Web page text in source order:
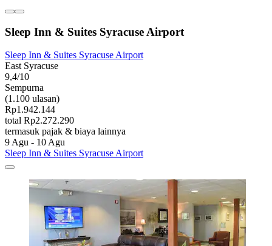
Sleep Inn & Suites Syracuse Airport
Sleep Inn & Suites Syracuse Airport
East Syracuse
9,4/10
Sempurna
(1.100 ulasan)
Rp1.942.144
total Rp2.272.290
termasuk pajak & biaya lainnya
9 Agu - 10 Agu
Sleep Inn & Suites Syracuse Airport